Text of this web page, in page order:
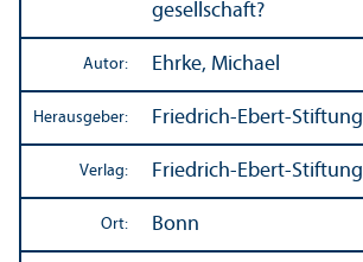
gesellschaft?
Autor: Ehrke, Michael
Herausgeber: Friedrich-Ebert-Stiftung
Verlag: Friedrich-Ebert-Stiftung
Ort: Bonn